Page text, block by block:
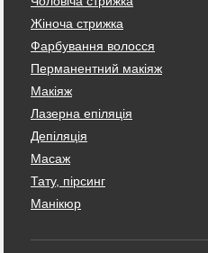
Жіноча стрижка
Фарбування волосся
Перманентний макіяж
Макіяж
Лазерна епіляція
Депіляція
Масаж
Тату, пірсинг
Манікюр